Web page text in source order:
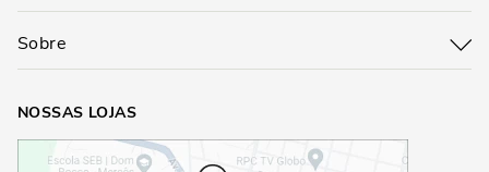
Sobre
NOSSAS LOJAS